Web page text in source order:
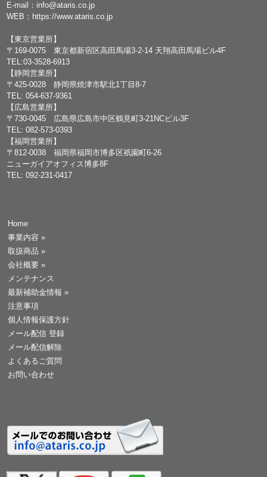
E-mail： info@ataris.co.jp
WEB： https://www.ataris.co.jp
【東京営業所】
〒169-0075 東京都新宿区高田馬場3-2-14 天翔高田馬場ビル4F
TEL:03-3528-6913
【静岡営業所】
〒425-0028 静岡県焼津市駅北1丁目8-7
TEL: 054-637-9361
【広島営業所】
〒730-0045 広島県広島市中区鶴見町3-21NCビル3F
TEL: 082-573-0393
【福岡営業所】
〒812-0038 福岡県福岡市博多区祇園町6-26
ニューガイアオフィス博多8F
TEL: 092-231-0417
Home
事業内容 »
取扱商品 »
会社概要 »
メンテナンス
最新補助金情報 »
注意事項
個人情報保護方針
メール配信 登録
メール配信解除
よくあるご質問
お問い合わせ